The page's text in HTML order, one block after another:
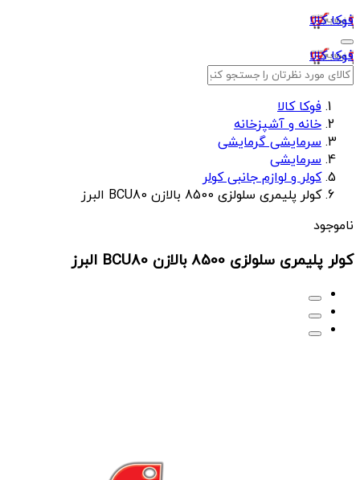
فوکا کالا
فوکا کالا
فوکا کالا
خانه و آشپزخانه
سرمایشی گرمایشی
سرمایشی
کولر و لوازم جانبی کولر
کولر پلیمری سلولزی 8500 بالازن BCU80 البرز
ناموجود
کولر پلیمری سلولزی 8500 بالازن BCU80 البرز